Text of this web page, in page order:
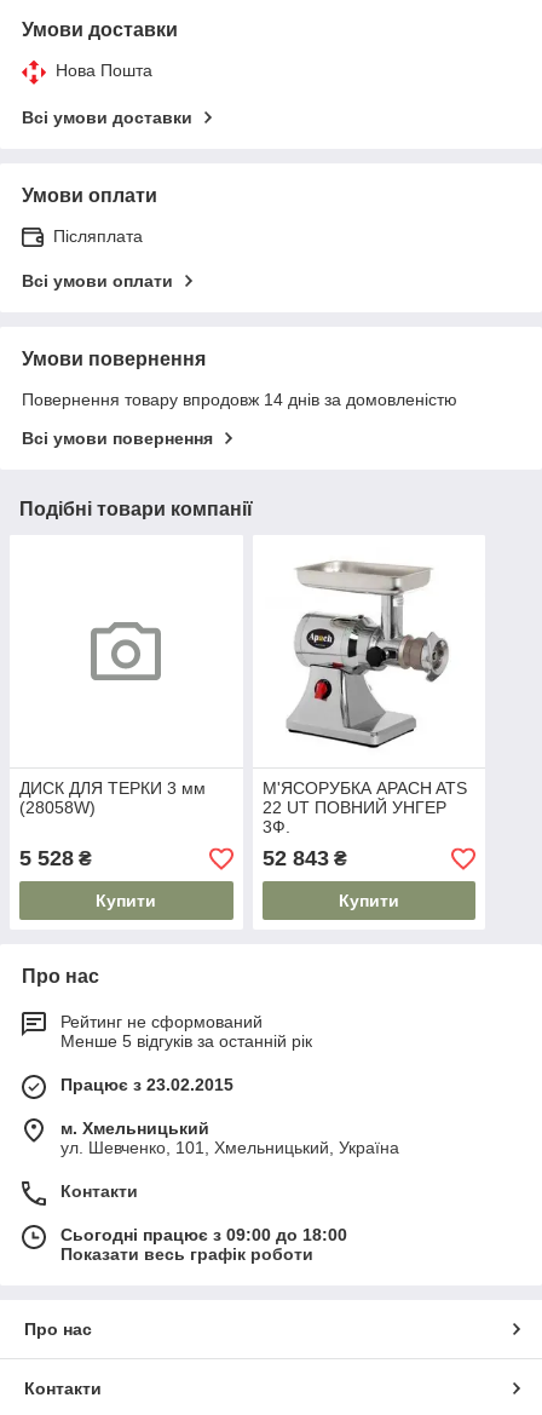
Умови доставки
Нова Пошта
Всі умови доставки
Умови оплати
Післяплата
Всі умови оплати
Умови повернення
Повернення товару впродовж 14 днів за домовленістю
Всі умови повернення
Подібні товари компанії
ДИСК ДЛЯ ТЕРКИ 3 мм
(28058W)
5 528 ₴
Купити
М'ЯСОРУБКА APACH ATS
22 UT ПОВНИЙ УНГЕР
3Ф.
52 843₴
Купити
Про нас
Рейтинг не сформований
Менше 5 відгуків за останній рік
Працює з 23.02.2015
м. Хмельницький
ул. Шевченко, 101, Хмельницький, Україна
Контакти
Сьогодні працює з 09:00 до 18:00
Показати весь графік роботи
Про нас
Контакти